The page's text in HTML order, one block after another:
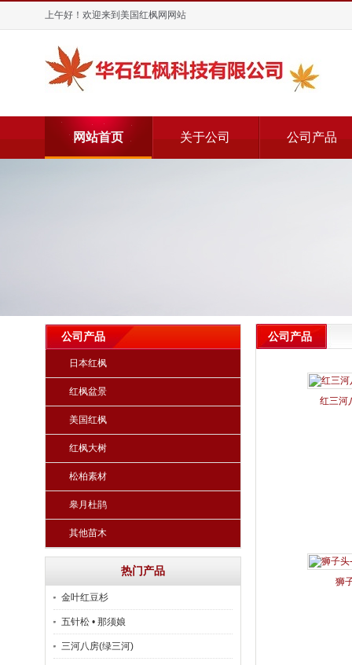
上午好！欢迎来到美国红枫网网站
网站首页 关于公司 公司产品
公司产品
日本红枫
红枫盆景
美国红枫
红枫大树
松柏素材
皋月杜鹃
其他苗木
热门产品
金叶红豆杉
五针松 • 那须娘
三河八房(绿三河)
公司产品
红三河
狮